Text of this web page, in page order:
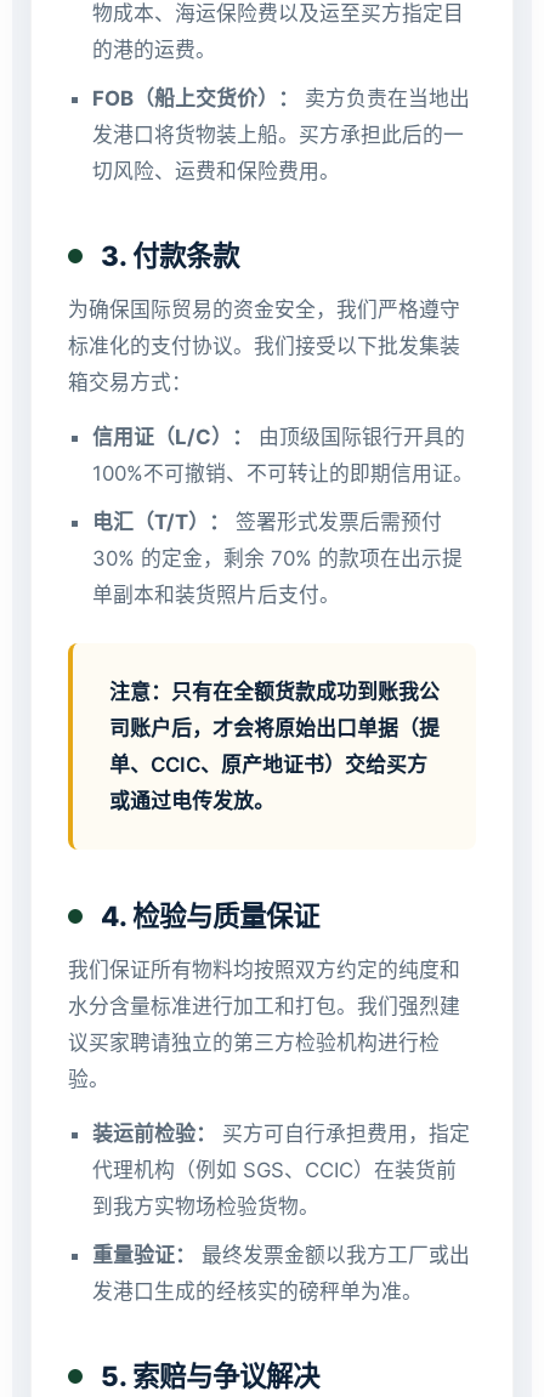
物成本、海运保险费以及运至买方指定目
的港的运费。
FOB（船上交货价）：
卖方负责在当地出
发港口将货物装上船。买方承担此后的一
切风险、运费和保险费用。
3. 付款条款
为确保国际贸易的资金安全，我们严格遵守
标准化的支付协议。我们接受以下批发集装
箱交易方式：
信用证（L/C）：
由顶级国际银行开具的
100%不可撤销、不可转让的即期信用证。
电汇（T/T）：
签署形式发票后需预付
30% 的定金，剩余 70% 的款项在出示提
单副本和装货照片后支付。
注意：只有在全额货款成功到账我公
司账户后，才会将原始出口单据（提
单、CCIC、原产地证书）交给买方
或通过电传发放。
4. 检验与质量保证
我们保证所有物料均按照双方约定的纯度和
水分含量标准进行加工和打包。我们强烈建
议买家聘请独立的第三方检验机构进行检
验。
装运前检验：
买方可自行承担费用，指定
代理机构（例如 SGS、CCIC）在装货前
到我方实物场检验货物。
重量验证：
最终发票金额以我方工厂或出
发港口生成的经核实的磅秤单为准。
5. 索赔与争议解决